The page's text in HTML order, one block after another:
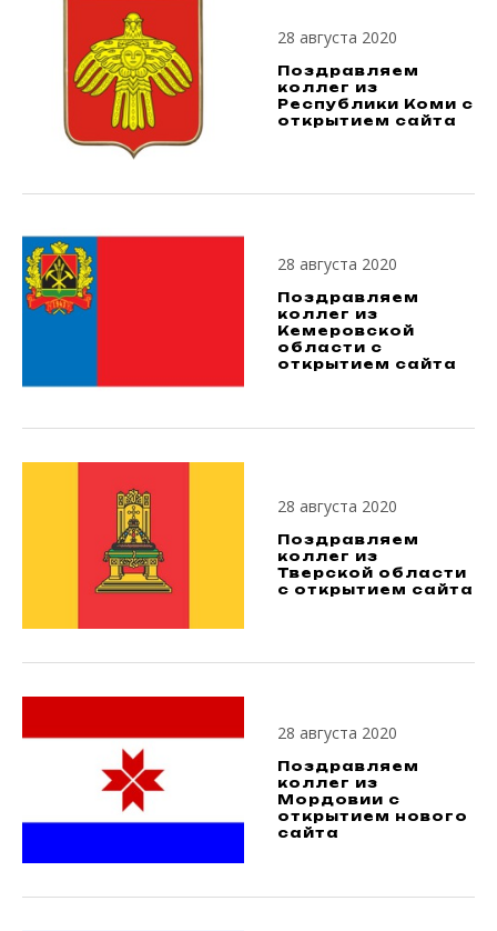
28 августа 2020
Поздравляем
коллег из
Республики Коми с
открытием сайта
28 августа 2020
Поздравляем
коллег из
Кемеровской
области с
открытием сайта
28 августа 2020
Поздравляем
коллег из
Тверской области
с открытием сайта
28 августа 2020
Поздравляем
коллег из
Мордовии с
открытием нового
сайта